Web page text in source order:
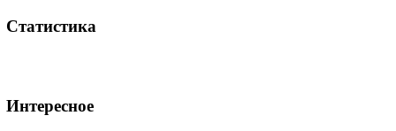
Статистика
Интересное